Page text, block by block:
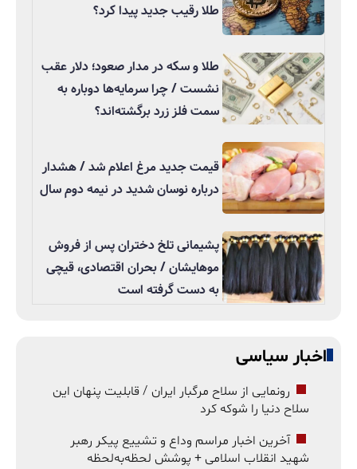
طلا رقیب جدید پیدا کرد؟
طلا و سکه در مدار صعود؛ دلار عقب
نشست / چرا سرمایه‌ها دوباره به
سمت فلز زرد برگشته‌اند؟
قیمت جدید مرغ اعلام شد / هشدار
درباره نوسان شدید در نیمه دوم سال
پشیمانی تلخ دختران پس از فروش
موهایشان / بحران اقتصادی، قیچی
به دست گرفته است
اخبار سیاسی
رونمایی از سلاح مرگبار ایران / قابلیت پنهان این
سلاح دنیا را شوکه کرد
آخرین اخبار مراسم وداع و تشییع پیکر رهبر
شهید انقلاب اسلامی + پوشش لحظه‌به‌لحظه